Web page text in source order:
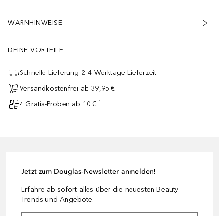
WARNHINWEISE
DEINE VORTEILE
Schnelle Lieferung 2–4 Werktage Lieferzeit
Versandkostenfrei ab 39,95 €
4 Gratis-Proben ab 10 € ¹
Jetzt zum Douglas-Newsletter anmelden!
Erfahre ab sofort alles über die neuesten Beauty-
Trends und Angebote.